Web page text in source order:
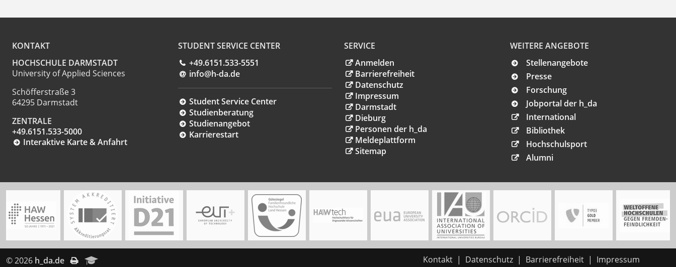
KONTAKT
HOCHSCHULE DARMSTADT
University of Applied Sciences
Schöfferstraße 3
64295 Darmstadt
ZENTRALE
+49.6151.533-5000
Interaktive Karte & Anfahrt
STUDENT SERVICE CENTER
+49.6151.533-5551
info@h-da.de
Student Service Center
Studienberatung
Studienangebot
Karrierestart
SERVICE
Anmelden
Barrierefreiheit
Datenschutz
Impressum
Darmstadt
Dieburg
Personen der h_da
Meldeplattform
Sitemap
WEITERE ANGEBOTE
Stellenangebote
Presse
Forschung
Jobportal der h_da
International
Bibliothek
Hochschulsport
Alumni
© 2026 h_da.de  Kontakt Datenschutz Barrierefreiheit Impressum